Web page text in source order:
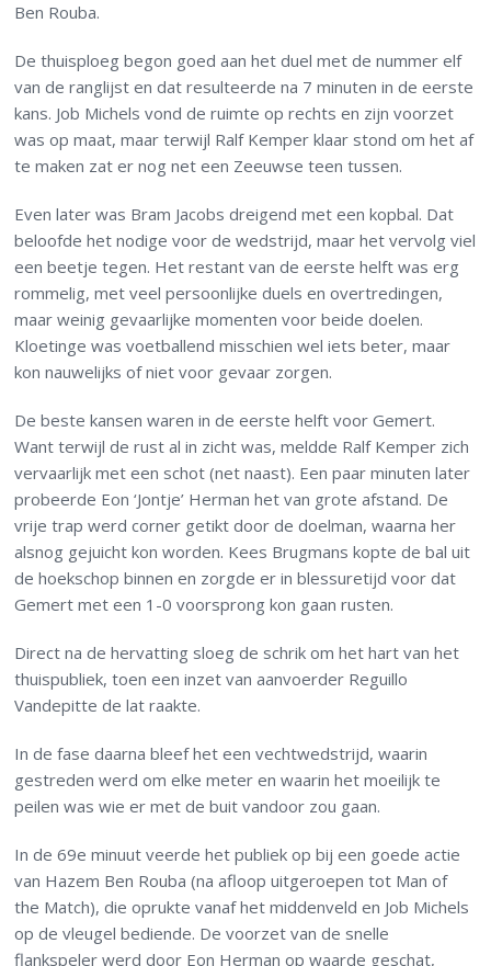
Ben Rouba.
De thuisploeg begon goed aan het duel met de nummer elf
van de ranglijst en dat resulteerde na 7 minuten in de eerste
kans. Job Michels vond de ruimte op rechts en zijn voorzet
was op maat, maar terwijl Ralf Kemper klaar stond om het af
te maken zat er nog net een Zeeuwse teen tussen.
Even later was Bram Jacobs dreigend met een kopbal. Dat
beloofde het nodige voor de wedstrijd, maar het vervolg viel
een beetje tegen. Het restant van de eerste helft was erg
rommelig, met veel persoonlijke duels en overtredingen,
maar weinig gevaarlijke momenten voor beide doelen.
Kloetinge was voetballend misschien wel iets beter, maar
kon nauwelijks of niet voor gevaar zorgen.
De beste kansen waren in de eerste helft voor Gemert.
Want terwijl de rust al in zicht was, meldde Ralf Kemper zich
vervaarlijk met een schot (net naast). Een paar minuten later
probeerde Eon ‘Jontje’ Herman het van grote afstand. De
vrije trap werd corner getikt door de doelman, waarna her
alsnog gejuicht kon worden. Kees Brugmans kopte de bal uit
de hoekschop binnen en zorgde er in blessuretijd voor dat
Gemert met een 1-0 voorsprong kon gaan rusten.
Direct na de hervatting sloeg de schrik om het hart van het
thuispubliek, toen een inzet van aanvoerder Reguillo
Vandepitte de lat raakte.
In de fase daarna bleef het een vechtwedstrijd, waarin
gestreden werd om elke meter en waarin het moeilijk te
peilen was wie er met de buit vandoor zou gaan.
In de 69e minuut veerde het publiek op bij een goede actie
van Hazem Ben Rouba (na afloop uitgeroepen tot Man of
the Match), die oprukte vanaf het middenveld en Job Michels
op de vleugel bediende. De voorzet van de snelle
flankspeler werd door Eon Herman op waarde geschat,